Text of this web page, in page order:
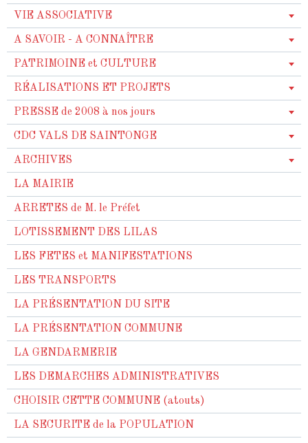
VIE ASSOCIATIVE
A SAVOIR - A CONNAÎTRE
PATRIMOINE et CULTURE
RÉALISATIONS ET PROJETS
PRESSE de 2008 à nos jours
CDC VALS DE SAINTONGE
ARCHIVES
LA MAIRIE
ARRETES de M. le Préfet
LOTISSEMENT DES LILAS
LES FETES et MANIFESTATIONS
LES TRANSPORTS
LA PRÉSENTATION DU SITE
LA PRÉSENTATION COMMUNE
LA GENDARMERIE
LES DEMARCHES ADMINISTRATIVES
CHOISIR CETTE COMMUNE (atouts)
LA SECURITE de la POPULATION